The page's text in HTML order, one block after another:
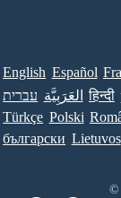
English Español
עברית العَرَبِيَّة हिन्दी
Türkçe Polski
български Lietuvos
©